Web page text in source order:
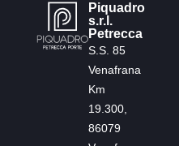
Piquadro
s.r.l.
Petrecca
S.S. 85
Venafrana
Km
19.300,
86079